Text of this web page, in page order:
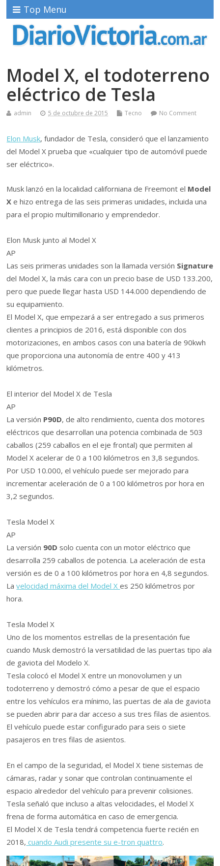
Top Menu
Model X, el todoterreno
eléctrico de Tesla
admin 5 de octubre de 2015 Tecno No Comment
Elon Musk, fundador de Tesla, consideró que el lanzamiento
del Model X prueba que «cualquier tipo de automóvil puede
ser eléctrico».
Musk lanzó en la localidad californiana de Freemont el Model
X e hizo entrega de las seis primeras unidades, incluida una
para el propio multimillonario y emprendedor.
Elon Musk junto al Model X
AP
Las seis primeras unidades son la llamada versión Signature
del Model X, la más cara con un precio base de USD 133.200,
pero que puede llegar hasta USD 144.000 dependiendo de
su equipamiento.
El Model X, que empezará a ser entregado a sus primeros
clientes a principios de 2016, está disponible con dos
motorizaciones, en ambos casos con una batería de 90kwh
que proporciona una autonomía de entre 400 y 413
kilómetros.
El interior del Model X de Tesla
AP
La versión P90D, de alto rendimiento, cuenta dos motores
eléctricos que desarrollan una potencia combinada de 503
caballos (259 caballos en el eje frontal) que permiten al
Model X acelerar de 0 a 100 kilómetros en 3,8 segundos.
Por USD 10.000, el vehículo puede ser mejorado para
incrementar aceleración de 0 a 100 kilómetros por hora en
3,2 segundos.
Tesla Model X
AP
La versión 90D solo cuenta con un motor eléctrico que
desarrolla 259 caballos de potencia. La aceleración de esta
versión es de 0 a 100 kilómetros por hora en 4,8 segundos.
Lavelocidad máxima del Model Xes 250 kilómetros por
hora.
Tesla Model X
Uno de los momentos estrellas de la presentación fue
cuando Musk demostró la versatilidad de las puertas tipo ala
de gaviota del Modelo X.
Tesla colocó el Model X entre un monovolumen y un
todoterreno y demostró cómo a pesar de que el espacio
entre los vehículos era mínimo, las puertas de ala de gaviota
se pueden abrir para dar acceso a sus tres filas de asientos.
El vehículo puede estar configurado para seis o siete
pasajeros en tres filas de asientos.
En el campo de la seguridad, el Model X tiene sistemas de
cámaras, radar y sonar que controlan continuamente el
espacio alrededor del vehículo para prevenir colisiones.
Tesla señaló que incluso a altas velocidades, el Model X
frena de forma automática en caso de emergencia.
El Model X de Tesla tendrá competencia fuerte recién en
2018, cuando Audi presente su e-tron quattro.